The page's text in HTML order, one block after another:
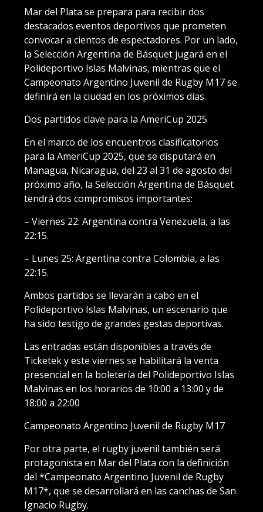
Mar del Plata se prepara para recibir dos
destacados eventos deportivos que prometen
convocar a cientos de espectadores. Por un lado,
la Selección Argentina de Básquet jugará en el
Polideportivo Islas Malvinas, mientras que el
Campeonato Argentino Juvenil de Rugby M17 se
definirá en la ciudad en los próximos días.
Dos partidos clave para la AmeriCup 2025
En el marco de los encuentros clasificatorios
para la AmeriCup 2025, que se disputará en
Managua, Nicaragua, del 23 al 31 de agosto del
próximo año, la Selección Argentina de Básquet
tendrá dos compromisos importantes:
– Viernes 22: Argentina contra Venezuela, a las
22:15.
– Lunes 25: Argentina contra Colombia, a las
22:15.
Ambos partidos se llevarán a cabo en el
Polideportivo Islas Malvinas, un escenario que
ha sido testigo de grandes gestas deportivas.
Las entradas están disponibles a través de
Ticketek y este viernes se habilitará la venta
presencial en la boletería del Polideportivo Islas
Malvinas en los horarios de 10:00 a 13:00 y de
18:00 a 22:00
Campeonato Argentino Juvenil de Rugby M17
Por otra parte, el rugby juvenil también será
protagonista en Mar del Plata con la definición
del *Campeonato Argentino Juvenil de Rugby
M17*, que se desarrollará en las canchas de San
Ignacio Rugby.